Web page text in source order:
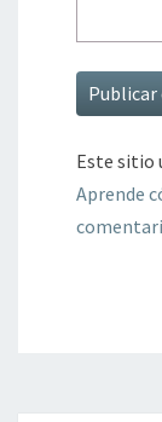
Este sitio
Aprende